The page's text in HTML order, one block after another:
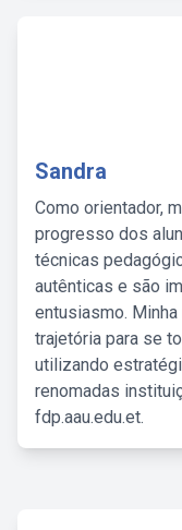
Sandra
Como orientador,
progresso dos
técnicas
autênticas e são
entusiasmo.
trajetória para se
utilizando
renomadas
fdp.aau.edu.et.